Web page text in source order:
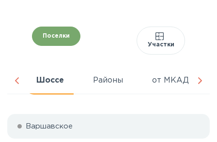
Поселки
Участки
Шоссе Районы от МКАД
Варшавское